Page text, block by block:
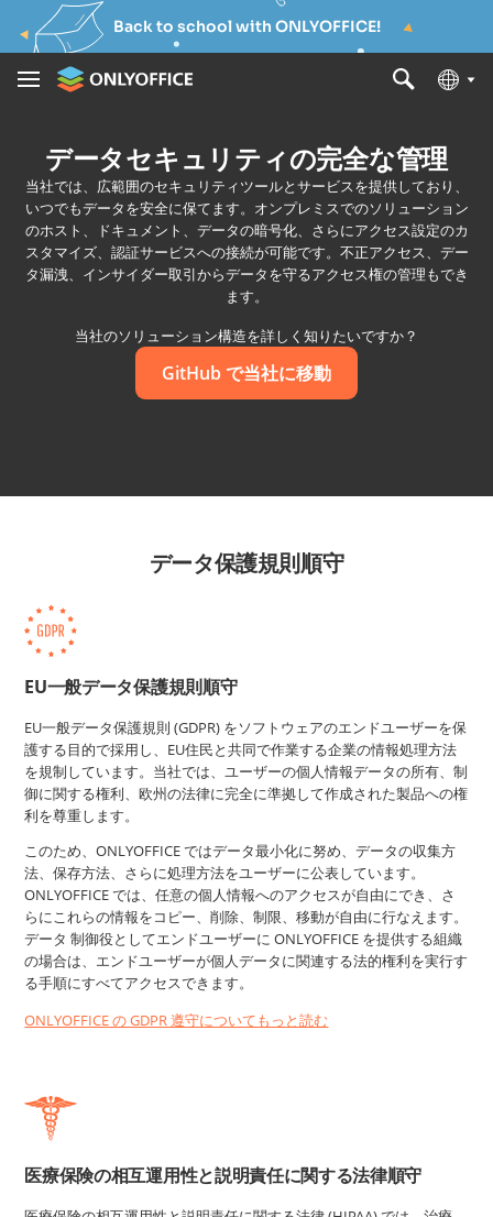
Back to school with ONLYOFFICE!
データセキュリティの完全な管理
当社では、広範囲のセキュリティツールとサービスを提供しており、
いつでもデータを安全に保てます。オンプレミスでのソリューション
のホスト、ドキュメント、データの暗号化、さらにアクセス設定のカ
スタマイズ、認証サービスへの接続が可能です。不正アクセス、デー
タ漏洩、インサイダー取引からデータを守るアクセス権の管理もでき
ます。
当社のソリューション構造を詳しく知りたいですか？
GitHub で当社に移動
データ保護規則順守
EU一般データ保護規則順守
EU一般データ保護規則 (GDPR) をソフトウェアのエンドユーザーを保
護する目的で採用し、EU住民と共同で作業する企業の情報処理方法
を規制しています。当社では、ユーザーの個人情報データの所有、制
御に関する権利、欧州の法律に完全に準拠して作成された製品への権
利を尊重します。
このため、ONLYOFFICE ではデータ最小化に努め、データの収集方
法、保存方法、さらに処理方法をユーザーに公表しています。
ONLYOFFICE では、任意の個人情報へのアクセスが自由にでき、さ
らにこれらの情報をコピー、削除、制限、移動が自由に行なえます。
データ 制御役としてエンドユーザーに ONLYOFFICE を提供する組織
の場合は、エンドユーザーが個人データに関連する法的権利を実行す
る手順にすべてアクセスできます。
ONLYOFFICE の GDPR 遵守についてもっと読む
医療保険の相互運用性と説明責任に関する法律順守